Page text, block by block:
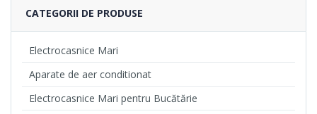
CATEGORII DE PRODUSE
Electrocasnice Mari
Aparate de aer conditionat
Electrocasnice Mari pentru Bucătărie